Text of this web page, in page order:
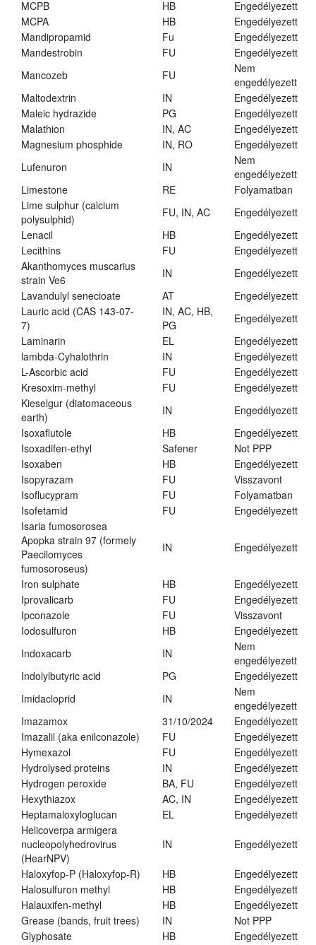
MCPB HB
Engedélyezett
MCPA
HB
Engedélyezett
Mandipropamid
Fu
Engedélyezett
Mandestrobin
FU
Engedélyezett
Mancozeb
FU
Nem
engedélyezett
Maltodextrin
IN
Engedélyezett
Maleic hydrazide
PG
Engedélyezett
Malathion
IN, AC
Engedélyezett
Magnesium phosphide
IN, RO
Engedélyezett
Lufenuron
IN
Nem
engedélyezett
Limestone
RE
Folyamatban
Lime sulphur (calcium
polysulphid)
FU, IN, AC
Engedélyezett
Lenacil
HB
Engedélyezett
Lecithins
FU
Engedélyezett
Akanthomyces muscarius
strain Ve6
IN
Engedélyezett
Lavandulyl senecioate
AT
Engedélyezett
Lauric acid (CAS 143-07-
7)
IN, AC, HB,
PG
Engedélyezett
Laminarin
EL
Engedélyezett
lambda-Cyhalothrin
IN
Engedélyezett
L-Ascorbic acid
FU
Engedélyezett
Kresoxim-methyl
FU
Engedélyezett
Kieselgur (diatomaceous
earth)
IN
Engedélyezett
Isoxaflutole
HB
Engedélyezett
Isoxadifen-ethyl
Safener
Not PPP
Isoxaben
HB
Engedélyezett
Isopyrazam
FU
Visszavont
Isoflucypram
FU
Folyamatban
Isofetamid
FU
Engedélyezett
Isaria fumosorosea
Apopka strain 97 (formely
Paecilomyces
fumosoroseus)
IN Engedélyezett
Iron sulphate HB
Engedélyezett
Iprovalicarb
FU
Engedélyezett
Ipconazole
FU
Visszavont
Iodosulfuron
HB
Engedélyezett
Indoxacarb
IN
Nem
engedélyezett
Indolylbutyric acid
PG
Engedélyezett
Imidacloprid
IN
Nem
engedélyezett
Imazamox
31/10/2024
Engedélyezett
Imazalil (aka enilconazole)
FU
Engedélyezett
Hymexazol
FU
Engedélyezett
Hydrolysed proteins
IN
Engedélyezett
Hydrogen peroxide
BA, FU
Engedélyezett
Hexythiazox
AC, IN
Engedélyezett
Heptamaloxyloglucan
EL
Engedélyezett
Helicoverpa armigera
nucleopolyhedrovirus
(HearNPV)
IN Engedélyezett
Haloxyfop-P (Haloxyfop-R) HB
Engedélyezett
Halosulfuron methyl
HB
Engedélyezett
Halauxifen-methyl
HB
Engedélyezett
Grease (bands, fruit trees)
IN
Not PPP
Glyphosate
HB
Engedélyezett